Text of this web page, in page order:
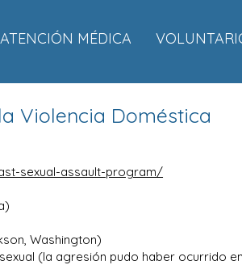
ATENCIÓN MÉDICA
Violencia Doméstica
sexual-assault-program/
Washington)
(la agresión pudo haber ocurrido